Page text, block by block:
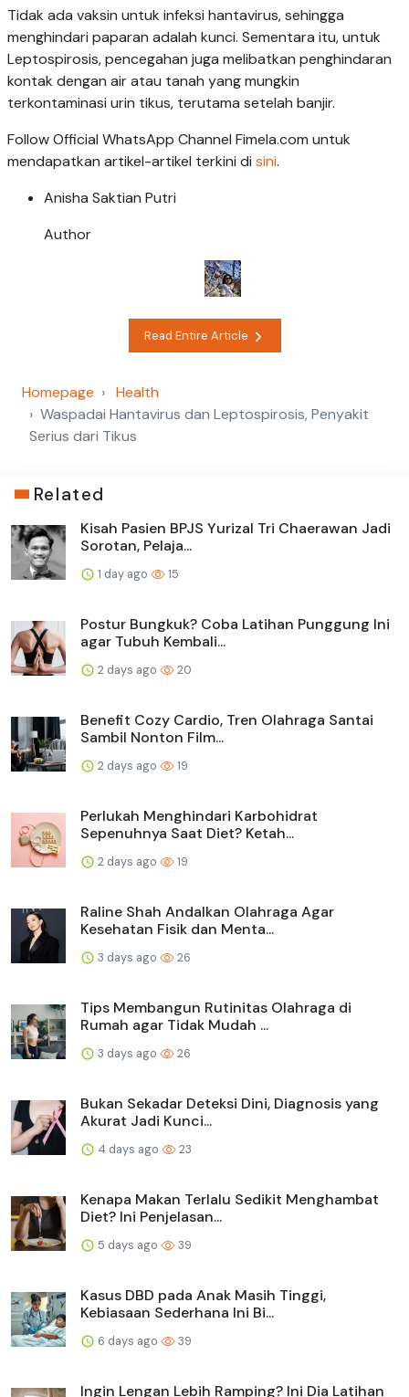
Tidak ada vaksin untuk infeksi hantavirus, sehingga
menghindari paparan adalah kunci. Sementara itu, untuk
Leptospirosis, pencegahan juga melibatkan penghindaran
kontak dengan air atau tanah yang mungkin
terkontaminasi urin tikus, terutama setelah banjir.
Follow Official WhatsApp Channel Fimela.com untuk
mendapatkan artikel-artikel terkini di sini.
Anisha Saktian Putri
Author
Read Entire Article
Homepage
Health
Waspadai Hantavirus dan Leptospirosis, Penyakit
Serius dari Tikus
Related
Kisah Pasien BPJS Yurizal Tri Chaerawan Jadi
Sorotan, Pelaja...
1 day ago 15
Postur Bungkuk? Coba Latihan Punggung Ini
agar Tubuh Kembali...
2 days ago 20
Benefit Cozy Cardio, Tren Olahraga Santai
Sambil Nonton Film...
2 days ago 19
Perlukah Menghindari Karbohidrat
Sepenuhnya Saat Diet? Ketah...
2 days ago 19
Raline Shah Andalkan Olahraga Agar
Kesehatan Fisik dan Menta...
3 days ago 26
Tips Membangun Rutinitas Olahraga di
Rumah agar Tidak Mudah ...
3 days ago 26
Bukan Sekadar Deteksi Dini, Diagnosis yang
Akurat Jadi Kunci...
4 days ago 23
Kenapa Makan Terlalu Sedikit Menghambat
Diet? Ini Penjelasan...
5 days ago 39
Kasus DBD pada Anak Masih Tinggi,
Kebiasaan Sederhana Ini Bi...
6 days ago 39
Ingin Lengan Lebih Ramping? Ini Dia Latihan